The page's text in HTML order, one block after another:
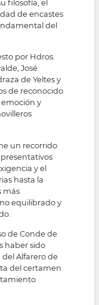
filosofía, el
de encastes
del
por Hdros.
José
de Yeltes y
de reconocido
y
un recorrido
y el
hasta la
más
equilibrado y
de Conde de
haber sido
Alfarero de
del certamen